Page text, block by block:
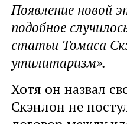
Появление новой
подобное
статьи Томаса
утилитаризм».
Хотя он назвал
Скэнлон не